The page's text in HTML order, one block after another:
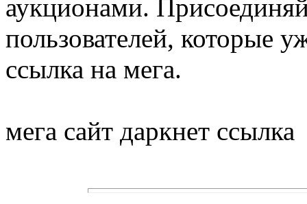
аукционами.
пользователей, которые
ссылка на мега.
мега сайт даркнет ссылка